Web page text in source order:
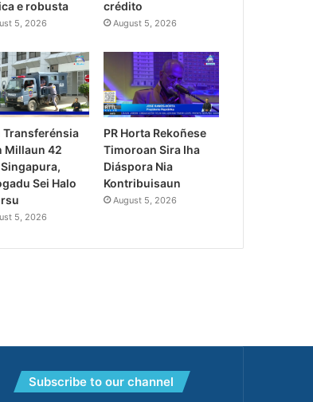
e robusta
5, 2026
crédito
August 5, 2026
Transferénsia
Millaun 42
Sei Halo
5, 2026
PR Horta Rekoñese
Timoroan Sira Iha
Diáspora Nia
Kontribuisaun
August 5, 2026
Subscribe to our channel